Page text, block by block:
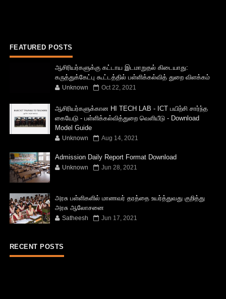
FEATURED POSTS
ஆசிரியர்களுக்கு கட்டாய இடமாறுதல் கிடையாது:
கருத்துக்கேட்பு கூட்டத்தில் பள்ளிக்கல்வித் துறை விளக்கம்
Unknown Oct 22, 2021
ஆசிரியர்களுக்கான HI TECH LAB - ICT பயிற்சி சார்ந்த
கையேடு - பள்ளிக்கல்வித்துறை வெளியீடு - Download
Model Guide
Unknown Aug 14, 2021
Admission Daily Report Format Download
Unknown Jun 28, 2021
அரசு பள்ளிகளில் மாணவர் தரத்தை உயர்த்துவது குறித்து
அரசு ஆலோசனை
Satheesh Jun 17, 2021
RECENT POSTS